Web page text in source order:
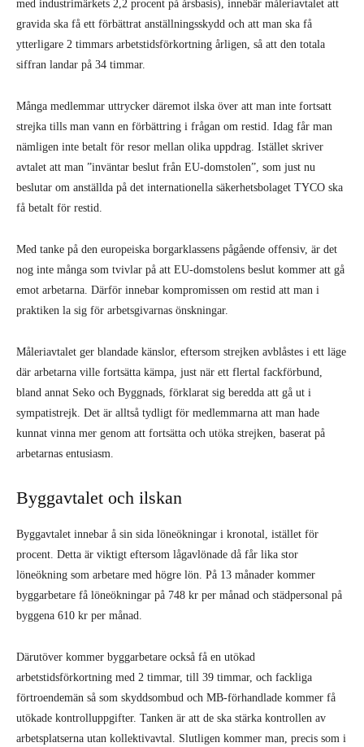
med industrimärkets 2,2 procent på årsbasis), innebär måleriavtalet att
gravida ska få ett förbättrat anställningsskydd och att man ska få
ytterligare 2 timmars arbetstidsförkortning årligen, så att den totala
siffran landar på 34 timmar.
Många medlemmar uttrycker däremot ilska över att man inte fortsatt
strejka tills man vann en förbättring i frågan om restid. Idag får man
nämligen inte betalt för resor mellan olika uppdrag. Istället skriver
avtalet att man ”inväntar beslut från EU-domstolen”, som just nu
beslutar om anställda på det internationella säkerhetsbolaget TYCO ska
få betalt för restid.
Med tanke på den europeiska borgarklassens pågående offensiv, är det
nog inte många som tvivlar på att EU-domstolens beslut kommer att gå
emot arbetarna. Därför innebar kompromissen om restid att man i
praktiken la sig för arbetsgivarnas önskningar.
Måleriavtalet ger blandade känslor, eftersom strejken avblåstes i ett läge
där arbetarna ville fortsätta kämpa, just när ett flertal fackförbund,
bland annat Seko och Byggnads, förklarat sig beredda att gå ut i
sympatistrejk. Det är alltså tydligt för medlemmarna att man hade
kunnat vinna mer genom att fortsätta och utöka strejken, baserat på
arbetarnas entusiasm.
Byggavtalet och ilskan
Byggavtalet innebar å sin sida löneökningar i kronotal, istället för
procent. Detta är viktigt eftersom lågavlönade då får lika stor
löneökning som arbetare med högre lön. På 13 månader kommer
byggarbetare få löneökningar på 748 kr per månad och städpersonal på
byggena 610 kr per månad.
Därutöver kommer byggarbetare också få en utökad
arbetstidsförkortning med 2 timmar, till 39 timmar, och fackliga
förtroendemän så som skyddsombud och MB-förhandlade kommer få
utökade kontrolluppgifter. Tanken är att de ska stärka kontrollen av
arbetsplatserna utan kollektivavtal. Slutligen kommer man, precis som i